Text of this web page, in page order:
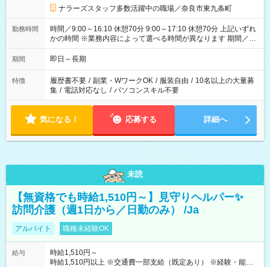
ナラーズスタッフ多数活躍中の職場／奈良市東九条町
勤務時間
時間／9:00～16:10 休憩70分 9:00～17:10 休憩70分 上記いずれ
かの時間 ※業務内容によって選べる時間が異なります 期間／即
日～長期安定 スタート日は相談可能！ 勤務日／月～金の週4日
～でOK！
期間 即日～長期
特徴 履歴書不要 / 副業・WワークOK / 服装自由 / 10名以上の大量募
集 / 電話対応なし / パソコンスキル不要
気になる！ 応募する 詳細へ
未読
【無資格でも時給1,510円～】見守りヘルパー✨
訪問介護（週1日から／日勤のみ） /Ja
アルバイト 職種未経験OK
給与
時給1,510円～
時給1,510円以上 ※交通費一部支給（既定あり） ※経験・能力を